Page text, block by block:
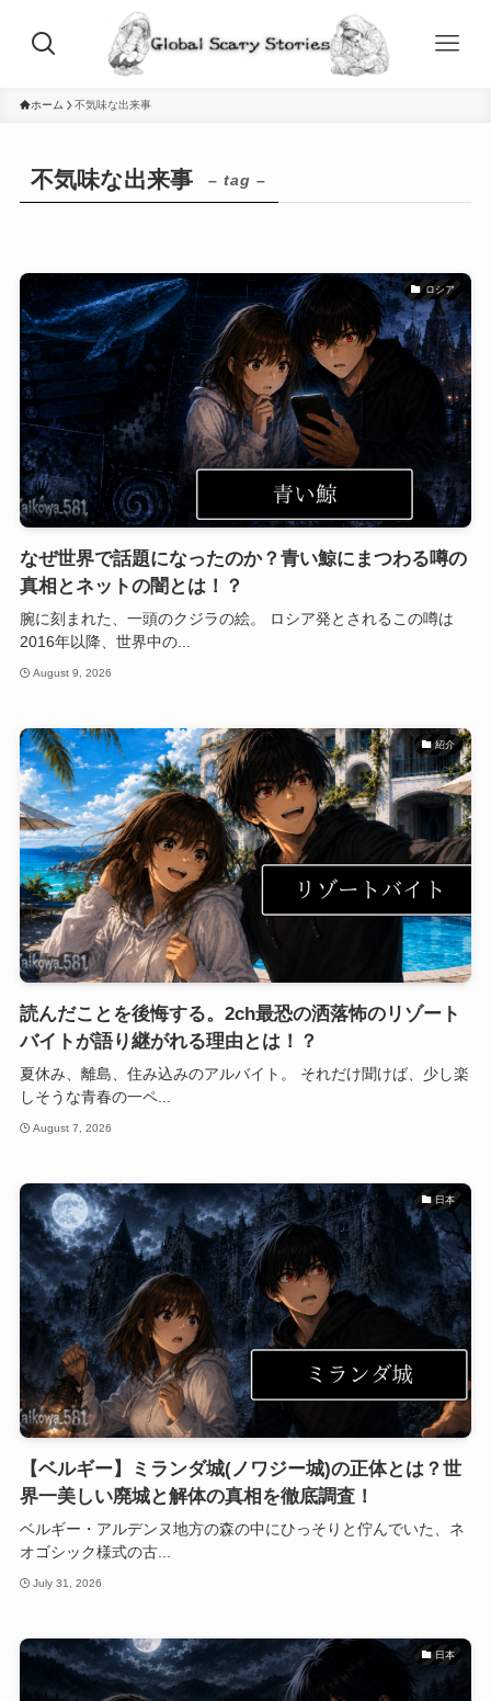
ホーム 不気味な出来事
不気味な出来事 – tag –
ロシア
なぜ世界で話題になったのか？青い鯨にまつわる噂の
真相とネットの闇とは！？
腕に刻まれた、一頭のクジラの絵。 ロシア発とされるこの噂は
2016年以降、世界中の...
August 9, 2026
紹介
読んだことを後悔する。2ch最恐の洒落怖のリゾート
バイトが語り継がれる理由とは！？
夏休み、離島、住み込みのアルバイト。 それだけ聞けば、少し楽
しそうな青春の一ペ...
August 7, 2026
日本
【ベルギー】ミランダ城(ノワジー城)の正体とは？世
界一美しい廃城と解体の真相を徹底調査！
ベルギー・アルデンヌ地方の森の中にひっそりと佇んでいた、ネ
オゴシック様式の古...
July 31, 2026
日本